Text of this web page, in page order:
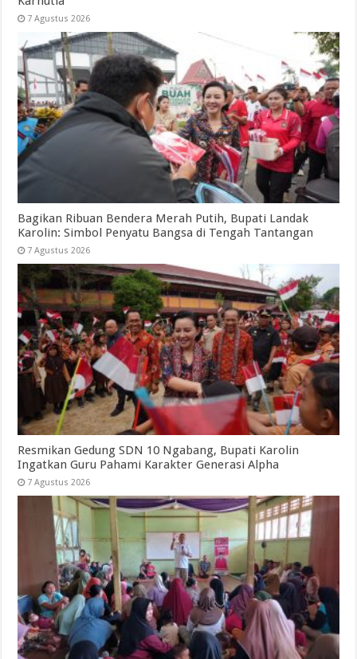
7 Agustus 2026
Bagikan Ribuan Bendera Merah Putih, Bupati Landak
Karolin: Simbol Penyatu Bangsa di Tengah Tantangan
7 Agustus 2026
Resmikan Gedung SDN 10 Ngabang, Bupati Karolin
Ingatkan Guru Pahami Karakter Generasi Alpha
7 Agustus 2026